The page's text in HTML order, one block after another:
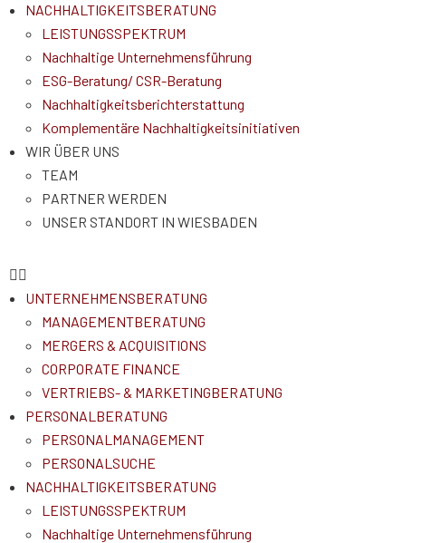
NACHHALTIGKEITSBERATUNG
LEISTUNGSSPEKTRUM
Nachhaltige Unternehmensführung
ESG-Beratung/ CSR-Beratung
Nachhaltigkeitsberichterstattung
Komplementäre Nachhaltigkeitsinitiativen
WIR ÜBER UNS
TEAM
PARTNER WERDEN
UNSER STANDORT IN WIESBADEN
UNTERNEHMENSBERATUNG
MANAGEMENTBERATUNG
MERGERS & ACQUISITIONS
CORPORATE FINANCE
VERTRIEBS- & MARKETINGBERATUNG
PERSONALBERATUNG
PERSONALMANAGEMENT
PERSONALSUCHE
NACHHALTIGKEITSBERATUNG
LEISTUNGSSPEKTRUM
Nachhaltige Unternehmensführung